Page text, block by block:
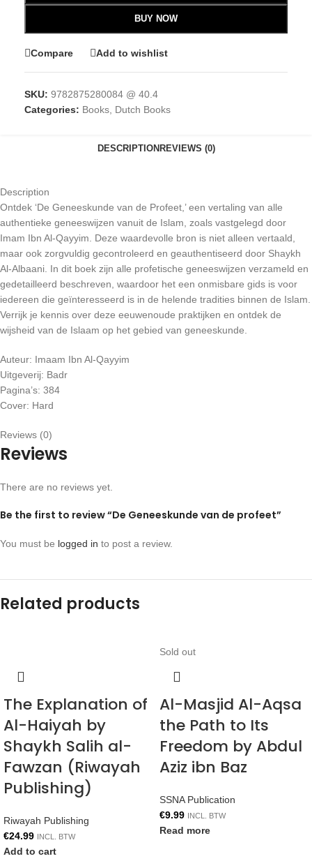
BUY NOW
Compare Add to wishlist
SKU: 9782875280084 @ 40.4
Categories: Books, Dutch Books
DESCRIPTION REVIEWS (0)
Description
Ontdek ‘De Geneeskunde van de Profeet,’ een vertaling van alle
authentieke geneeswijzen vanuit de Islam, zoals vastgelegd door
Imam Ibn Al-Qayyim. Deze waardevolle bron is niet alleen vertaald,
maar ook zorgvuldig gecontroleerd en geauthentiseerd door Shaykh
Al-Albaani. In dit boek zijn alle profetische geneeswijzen verzameld en
gedetailleerd beschreven, waardoor het een onmisbare gids is voor
iedereen die geïnteresseerd is in de helende tradities binnen de Islam.
Verrijk je kennis over deze eeuwenoude praktijken en ontdek de
wijsheid van de Islaam op het gebied van geneeskunde.
Auteur: Imaam Ibn Al-Qayyim
Uitgeverij: Badr
Pagina’s: 384
Cover: Hard
Reviews (0)
Reviews
There are no reviews yet.
Be the first to review “De Geneeskunde van de profeet”
You must be logged in to post a review.
Related products
The Explanation of
Al-Haiyah by
Shaykh Salih al-
Fawzan (Riwayah
Publishing)
Riwayah Publishing
€24.99 INCL. BTW
Add to cart
Sold out
Al-Masjid Al-Aqsa
the Path to Its
Freedom by Abdul
Aziz ibn Baz
SSNA Publication
€9.99 INCL. BTW
Read more